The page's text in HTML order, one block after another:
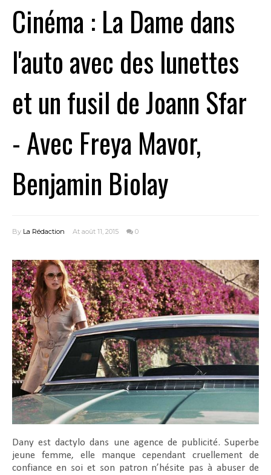
Cinéma : La Dame dans
l'auto avec des lunettes
et un fusil de Joann Sfar
- Avec Freya Mavor,
Benjamin Biolay
By La Rédaction At août 11, 2015 0
Dany est dactylo dans une agence de publicité. Superbe
jeune femme, elle manque cependant cruellement de
confiance en soi et son patron n’hésite pas à abuser de